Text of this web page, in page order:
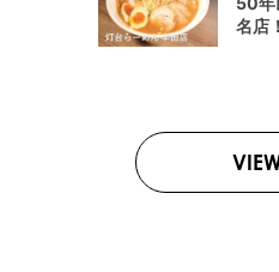
名店
半